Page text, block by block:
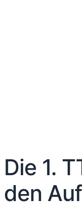
Die 1.
den